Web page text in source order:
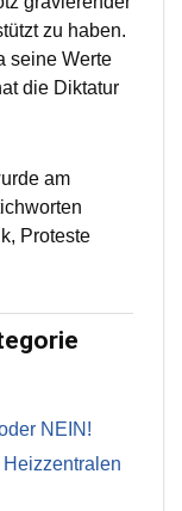
zu haben.
seine Werte
die Diktatur
am
Proteste
NEIN!